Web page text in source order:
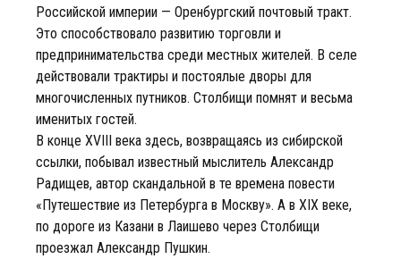
Российской империи — Оренбургский почтовый тракт.
Это способствовало развитию торговли и
предпринимательства среди местных жителей. В селе
действовали трактиры и постоялые дворы для
многочисленных путников. Столбищи помнят и весьма
именитых гостей.
В конце XVIII века здесь, возвращаясь из сибирской
ссылки, побывал известный мыслитель Александр
Радищев, автор скандальной в те времена повести
«Путешествие из Петербурга в Москву». А в XIX веке,
по дороге из Казани в Лаишево через Столбищи
проезжал Александр Пушкин.